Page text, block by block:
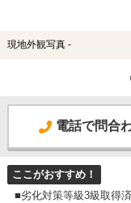
現地外観写真 -
電話で問合
ここがおすすめ！
■劣化対策等級3級取得済